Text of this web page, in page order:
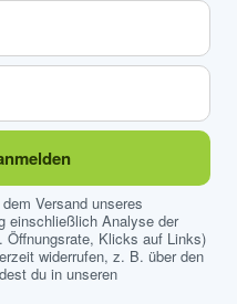
Versand unseres
einschließlich Analyse der
Klicks auf Links)
widerrufen, z. B. über den
du in unseren